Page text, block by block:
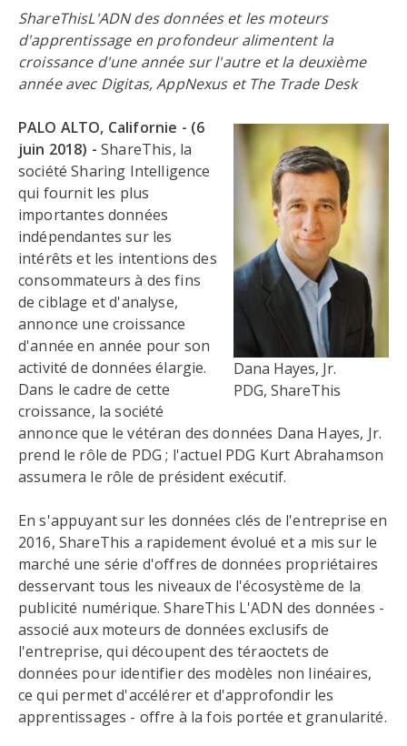
ShareThisL'ADN des données et les moteurs
d'apprentissage en profondeur alimentent la
croissance d'une année sur l'autre et la deuxième
année avec Digitas, AppNexus et The Trade Desk
Dana Hayes, Jr.
PDG, ShareThis
PALO ALTO, Californie - (6
juin 2018) - ShareThis, la
société Sharing Intelligence
qui fournit les plus
importantes données
indépendantes sur les
intérêts et les intentions des
consommateurs à des fins
de ciblage et d'analyse,
annonce une croissance
d'année en année pour son
activité de données élargie.
Dans le cadre de cette
croissance, la société
annonce que le vétéran des données Dana Hayes, Jr.
prend le rôle de PDG ; l'actuel PDG Kurt Abrahamson
assumera le rôle de président exécutif.
En s'appuyant sur les données clés de l'entreprise en
2016, ShareThis a rapidement évolué et a mis sur le
marché une série d'offres de données propriétaires
desservant tous les niveaux de l'écosystème de la
publicité numérique. ShareThis L'ADN des données -
associé aux moteurs de données exclusifs de
l'entreprise, qui découpent des téraoctets de
données pour identifier des modèles non linéaires,
ce qui permet d'accélérer et d'approfondir les
apprentissages - offre à la fois portée et granularité.